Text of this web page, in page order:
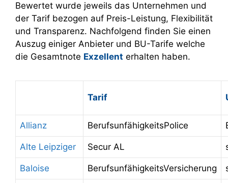
Bewertet wurde jeweils das Unternehmen und
der Tarif bezogen auf Preis-Leistung, Flexibilität
und Transparenz. Nachfolgend finden Sie einen
Auszug einiger Anbieter und BU-Tarife welche
die Gesamtnote Exzellent erhalten haben.
Tarif
Allianz BerufsunfähigkeitsPolice
Alte Leipziger Secur AL
Baloise BerufsunfähigkeitsVersicherung